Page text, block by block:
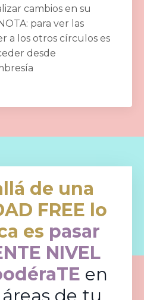
cambios en su
para ver las
a los otros círculos es
desde
de una
FREE lo
es pasar
NIVEL
en
de tu